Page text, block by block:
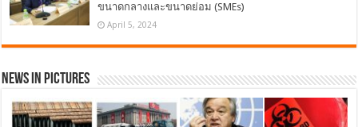
ขนาดกลางและขนาดย่อม (SMEs)
April 5, 2024
News in Pictures